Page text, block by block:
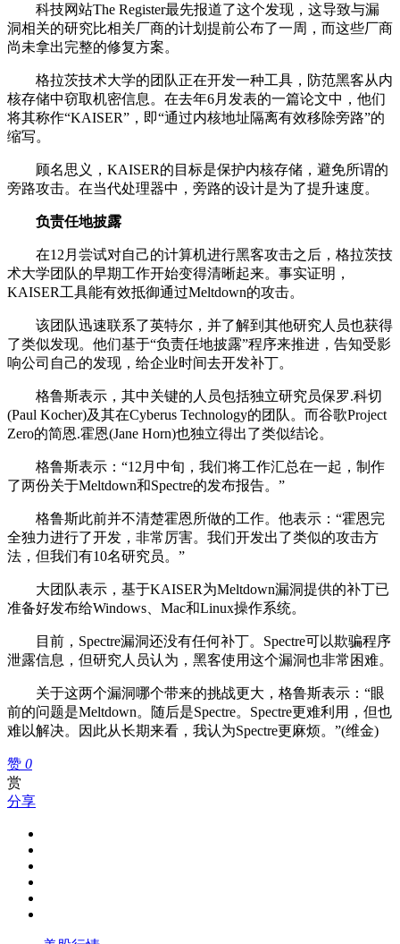
科技网站The Register最先报道了这个发现，这导致与漏
洞相关的研究比相关厂商的计划提前公布了一周，而这些厂商
尚未拿出完整的修复方案。
格拉茨技术大学的团队正在开发一种工具，防范黑客从内
核存储中窃取机密信息。在去年6月发表的一篇论文中，他们
将其称作“KAISER”，即“通过内核地址隔离有效移除旁路”的
缩写。
顾名思义，KAISER的目标是保护内核存储，避免所谓的
旁路攻击。在当代处理器中，旁路的设计是为了提升速度。
负责任地披露
在12月尝试对自己的计算机进行黑客攻击之后，格拉茨技
术大学团队的早期工作开始变得清晰起来。事实证明，
KAISER工具能有效抵御通过Meltdown的攻击。
该团队迅速联系了英特尔，并了解到其他研究人员也获得
了类似发现。他们基于“负责任地披露”程序来推进，告知受影
响公司自己的发现，给企业时间去开发补丁。
格鲁斯表示，其中关键的人员包括独立研究员保罗.科切
(Paul Kocher)及其在Cyberus Technology的团队。而谷歌Project
Zero的简恩.霍恩(Jane Horn)也独立得出了类似结论。
格鲁斯表示：“12月中旬，我们将工作汇总在一起，制作
了两份关于Meltdown和Spectre的发布报告。”
格鲁斯此前并不清楚霍恩所做的工作。他表示：“霍恩完
全独力进行了开发，非常厉害。我们开发出了类似的攻击方
法，但我们有10名研究员。”
大团队表示，基于KAISER为Meltdown漏洞提供的补丁已
准备好发布给Windows、Mac和Linux操作系统。
目前，Spectre漏洞还没有任何补丁。Spectre可以欺骗程序
泄露信息，但研究人员认为，黑客使用这个漏洞也非常困难。
关于这两个漏洞哪个带来的挑战更大，格鲁斯表示：“眼
前的问题是Meltdown。随后是Spectre。Spectre更难利用，但也
难以解决。因此从长期来看，我认为Spectre更麻烦。”(维金)
赞 0
赏
分享